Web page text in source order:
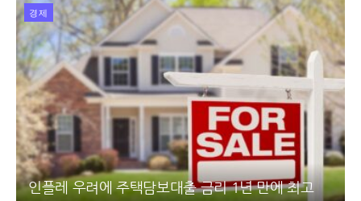
경제
인플레 우려에 주택담보대출 금리 1년 만에 최고